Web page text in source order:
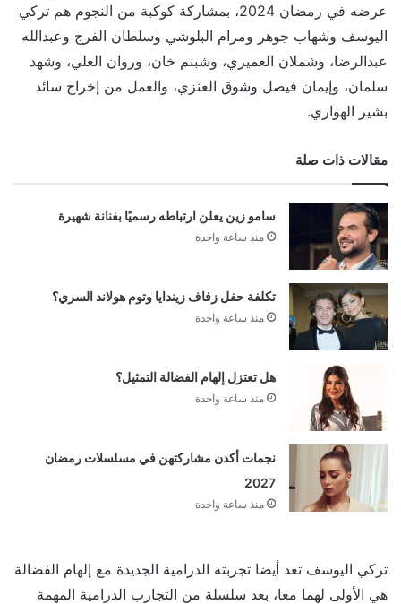
عرضه في رمضان 2024، بمشاركة كوكبة من النجوم هم تركي
اليوسف وشهاب جوهر ومرام البلوشي وسلطان الفرج وعبدالله
عبدالرضا، وشملان العميري، وشبنم خان، وروان العلي، وشهد
سلمان، وإيمان فيصل وشوق العنزي، والعمل من إخراج سائد
بشير الهواري.
مقالات ذات صلة
سامو زين يعلن ارتباطه رسميًا بفنانة شهيرة
منذ ساعة واحدة
تكلفة حفل زفاف زيندايا وتوم هولاند السري؟
منذ ساعة واحدة
هل تعتزل إلهام الفضالة التمثيل؟
منذ ساعة واحدة
نجمات أكدن مشاركتهن في مسلسلات رمضان
2027
منذ ساعة واحدة
تركي اليوسف تعد أيضا تجربته الدرامية الجديدة مع إلهام الفضالة
هي الأولى لهما معا، بعد سلسلة من التجارب الدرامية المهمة